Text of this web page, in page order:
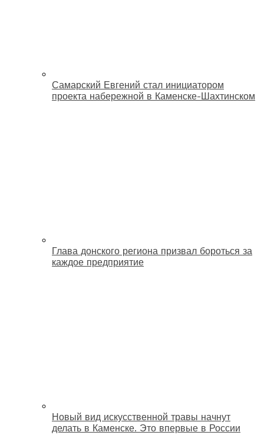
Самарский Евгений стал инициатором
проекта набережной в Каменске-Шахтинском
Глава донского региона призвал бороться за
каждое предприятие
Новый вид искусственной травы начнут
делать в Каменске. Это впервые в России